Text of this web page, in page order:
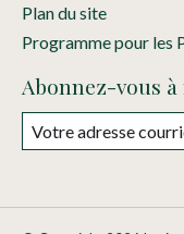
Plan du site
Programme pour les
Abonnez-vous